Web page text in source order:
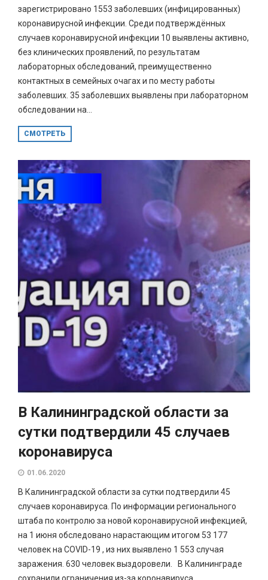
зарегистрировано 1553 заболевших (инфицированных)
коронавирусной инфекции. Среди подтверждённых
случаев коронавирусной инфекции 10 выявлены активно,
без клинических проявлений, по результатам
лабораторных обследований, преимущественно
контактных в семейных очагах и по месту работы
заболевших. 35 заболевших выявлены при лабораторном
обследовании на...
СМОТРЕТЬ
В Калининградской области за
сутки подтвердили 45 случаев
коронавируса
01.06.2020
В Калининградской области за сутки подтвердили 45
случаев коронавируса. По информации регионального
штаба по контролю за новой коронавирусной инфекцией,
на 1 июня обследовано нарастающим итогом 53 177
человек на COVID-19 , из них выявлено 1 553 случая
заражения. 630 человек выздоровели. В Калининграде
сохранили ограничения из-за коронавируса